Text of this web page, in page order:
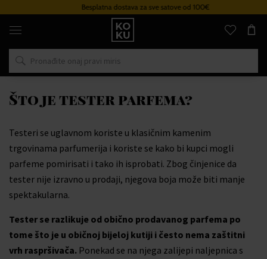
Besplatna dostava za sve satove od 100€
Originalni
parfemi
satovi
na
mjestu
Što je tester parfema?
Testeri se uglavnom koriste u klasičnim kamenim
trgovinama parfumerija i koriste se kako bi kupci mogli
parfeme pomirisati i tako ih isprobati. Zbog činjenice da
tester nije izravno u prodaji, njegova boja može biti manje
spektakularna.
Tester se razlikuje od obično prodavanog parfema po
tome što je u običnoj bijeloj kutiji i često nema zaštitni
vrh raspršivača. Ponekad se na njega zalijepi naljepnica s